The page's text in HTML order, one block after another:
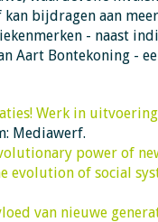
bijdragen aan
- naast
Aart Bontekoning -
Werk in
Mediawerf.
power of
evolution of social
van nieuwe